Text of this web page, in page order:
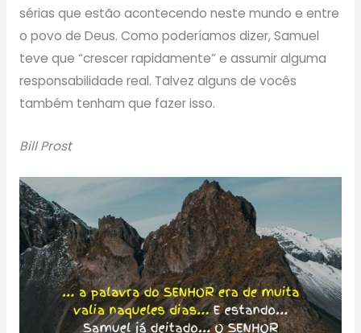
sérias que estão acontecendo neste mundo e entre
o povo de Deus. Como poderíamos dizer, Samuel
teve que “crescer rapidamente” e assumir alguma
responsabilidade real. Talvez alguns de vocês
também tenham que fazer isso.
Bill Prost